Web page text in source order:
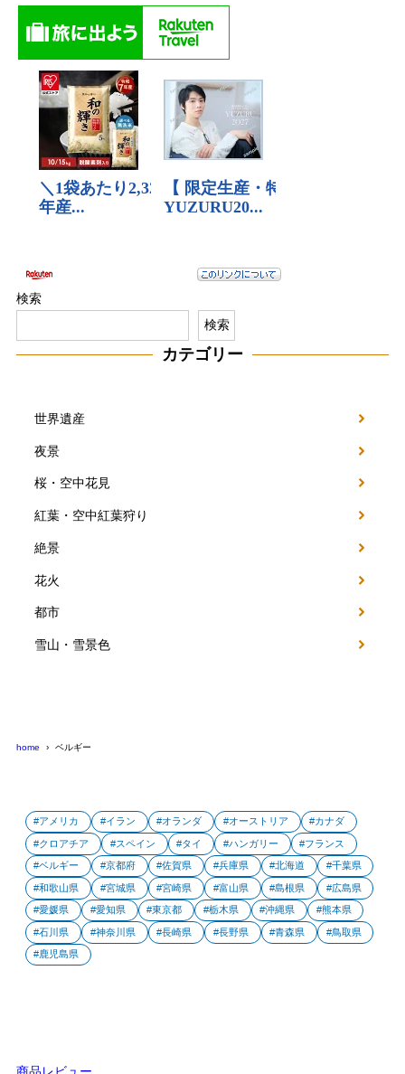
検索
検索
カテゴリー
世界遺産
夜景
桜・空中花見
紅葉・空中紅葉狩り
絶景
花火
都市
雪山・雪景色
home ベルギー
アメリカ イラン オランダ オーストリア カナダ
クロアチア スペイン タイ ハンガリー フランス
ベルギー 京都府 佐賀県 兵庫県 北海道 千葉県
和歌山県 宮城県 宮崎県 富山県 島根県 広島県
愛媛県 愛知県 東京都 栃木県 沖縄県 熊本県
石川県 神奈川県 長崎県 長野県 青森県 鳥取県
鹿児島県